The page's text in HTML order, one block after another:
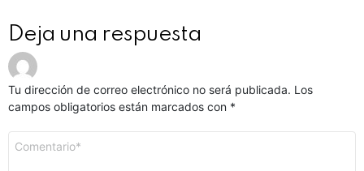
Deja una respuesta
Tu dirección de correo electrónico no será publicada. Los
campos obligatorios están marcados con *